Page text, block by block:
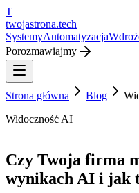
T
twojastrona.tech
SystemyAutomatyzacja
Porozmawiajmy
Strona główna Blog
Widoczność AI
Czy Twoja firma
wynikach AI i jak